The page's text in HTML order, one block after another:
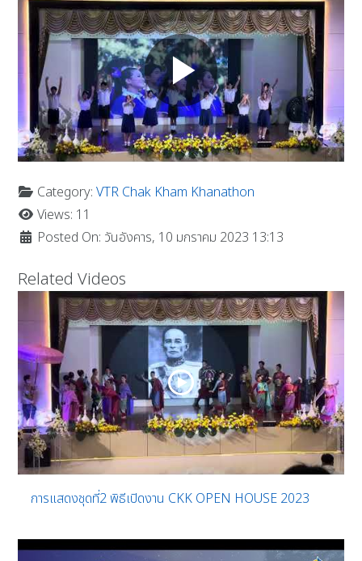
Category:VTR Chak Kham Khanathon
Views: 11
Posted On: วันอังคาร, 10 มกราคม 2023 13:13
Related Videos
การแสดงชุดที่2 พิธีเปิดงาน CKK OPEN HOUSE 2023